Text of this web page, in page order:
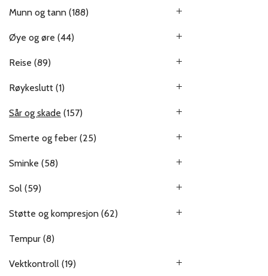
Munn og tann (188)
Øye og øre (44)
Reise (89)
Røykeslutt (1)
Sår og skade (157)
Smerte og feber (25)
Sminke (58)
Sol (59)
Støtte og kompresjon (62)
Tempur (8)
Vektkontroll (19)